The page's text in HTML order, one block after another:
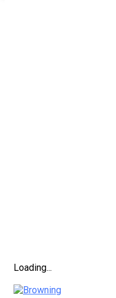
Loading...